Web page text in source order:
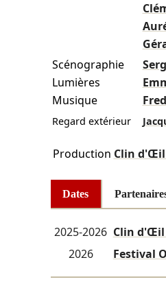
Scénographie
Lumières
Musique
Regard extérieur
Production Clin
Dates
2025-2026 Clin d'Œil
2026 Festival